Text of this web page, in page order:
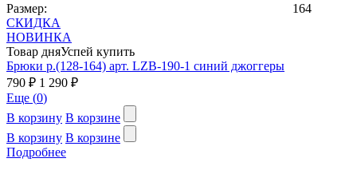
Размер:
164
СКИДКА
НОВИНКА
Товар дняУспей купить
Брюки р.(128-164) арт. LZB-190-1 синий джоггеры
790 ₽ 1 290 ₽
Еще (0)
В корзину В корзине
В корзину В корзине
Подробнее